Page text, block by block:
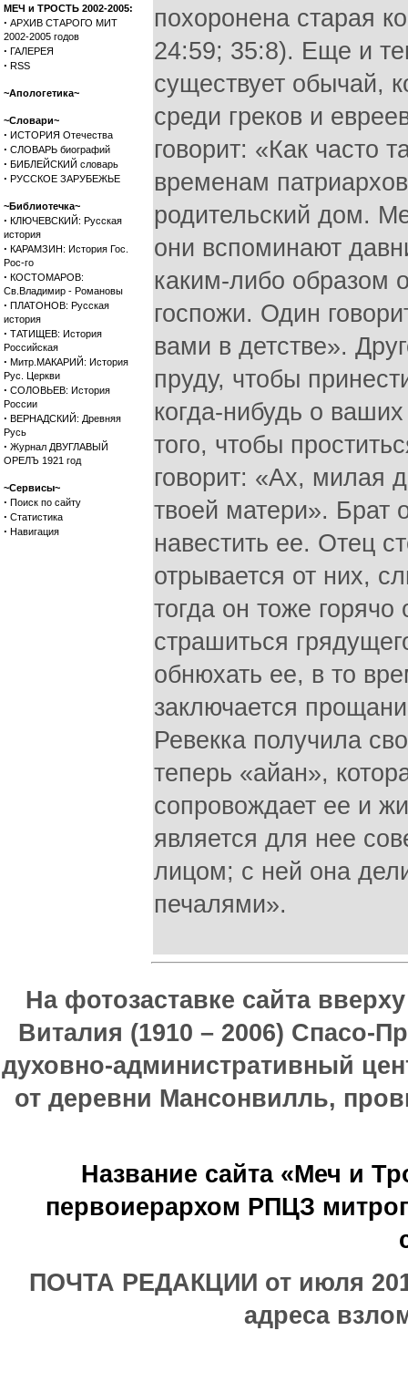
МЕЧ и ТРОСТЬ 2002-2005:
· АРХИВ СТАРОГО МИТ
2002-2005 годов
· ГАЛЕРЕЯ
· RSS
~Апологетика~
~Словари~
· ИСТОРИЯ Отечества
· СЛОВАРЬ биографий
· БИБЛЕЙСКИЙ словарь
· РУССКОЕ ЗАРУБЕЖЬЕ
~Библиотечка~
· КЛЮЧЕВСКИЙ: Русская
история
· КАРАМЗИН: История Гос.
Рос-го
· КОСТОМАРОВ:
Св.Владимир - Романовы
· ПЛАТОНОВ: Русская
история
· ТАТИЩЕВ: История
Российская
· Митр.МАКАРИЙ: История
Рус. Церкви
· СОЛОВЬЕВ: История
России
· ВЕРНАДСКИЙ: Древняя
Русь
· Журнал ДВУГЛАВЫЙ
ОРЕЛЪ 1921 год
~Сервисы~
· Поиск по сайту
· Статистика
· Навигация
похоронена старая
24:59; 35:8). Еще и
существует обычай,
среди греков и
говорит: «Как часто
временам
родительский дом.
они вспоминают
каким-либо образом
госпожи. Один
вами в детстве».
пруду, чтобы
когда-нибудь о
того, чтобы
говорит: «Ах, милая
твоей матери». Брат
навестить ее. Отец
отрывается от них,
тогда он тоже
страшиться
обнюхать ее, в то
заключается
Ревекка получила
теперь «айан»,
сопровождает ее и
является для нее
лицом; с ней она
печалями».
На фотозаставке сайта
Виталия (1910 – 2006) Спасо-
духовно-административный
от деревни Мансонвилль,
Название сайта «Меч и
первоиерархом РПЦЗ
ПОЧТА РЕДАКЦИИ от июля
адреса